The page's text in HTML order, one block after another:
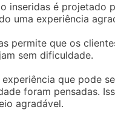
inseridas é
uma experiência
permite que os
sem dificuldade.
que pode
foram pensadas.
agradável.